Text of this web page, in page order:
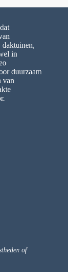
daktuinen,
in
duurzaam
van
of